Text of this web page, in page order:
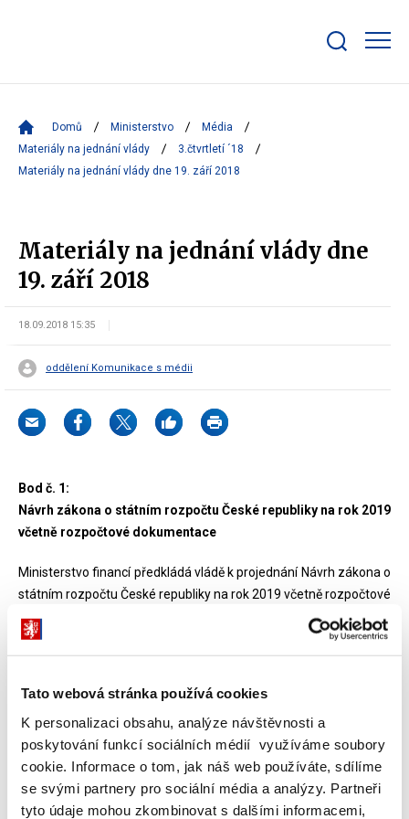
Tato webová stránka používá cookies
K personalizaci obsahu, analýze návštěvnosti a
poskytování funkcí sociálních médií využíváme soubory
cookie. Informace o tom, jak náš web používáte, sdílíme
se svými partnery pro sociální média a analýzy. Partneři
tyto údaje mohou zkombinovat s dalšími informacemi,
bar
Domů Ministerstvo
Média
Materiály na jednání vlády
3.čtvrtletí ´18
Materiály na jednání vlády dne 19. září 2018
Materiály na jednání vlády dne
19. září 2018
18.09.2018 15:35
oddělení Komunikace s médii
Bod č. 1:
Návrh zákona o státním rozpočtu České republiky na rok 2019
včetně rozpočtové dokumentace
Ministerstvo financí předkládá vládě k projednání Návrh zákona o
státním rozpočtu České republiky na rok 2019 včetně rozpočtové
dokumentace. Příjmy státního rozpočtu v roce 2019 jsou
navrženy v objemu 1 465,3 mld. Kč, výdaje státního rozpočtu by v
roce 2019 měly dosáhnout 1 505,3 mld. Kč. Deficit státního
Do návrhu státního rozpočtu na rok 2019 je promítnuto zapojení
příjmů z rozpočtu Evropské unie a z Finančního mechanismu
Evropského hospodářského prostoru, Finančního mechanismu
Norska, Programu švýcarsko-české spolupráce, případně jiného
finančního mechanismu korun v celkové výši 93,9 mld. Kč na